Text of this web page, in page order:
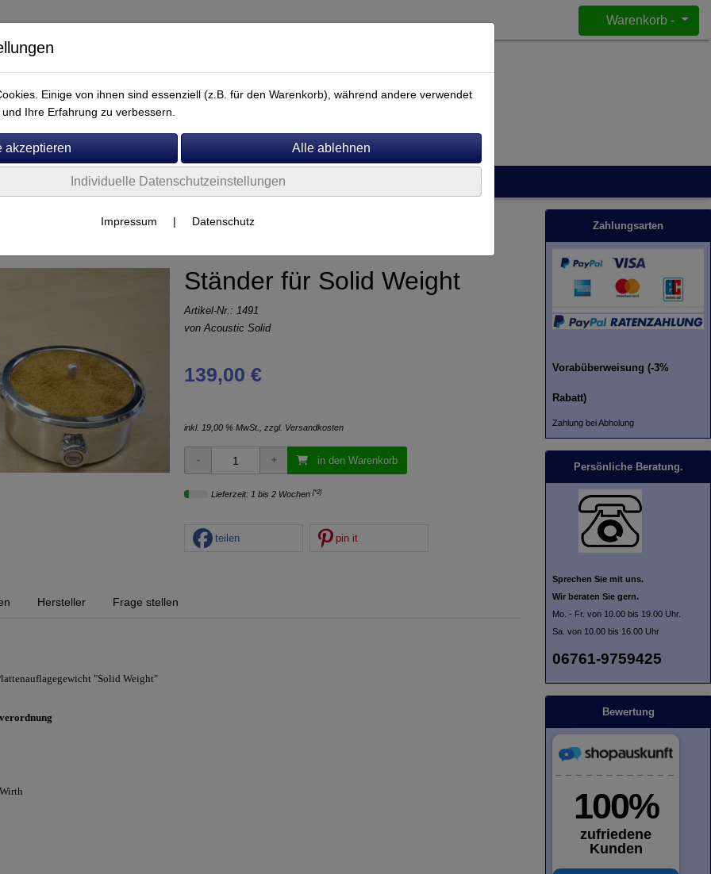
Warenkorb -
Ständer für Solid Weight
Artikel-Nr.: 1491
vonAcoustic Solid
139,00 €
inkl. 19,00 % MwSt., zzgl. Versandkosten
in den Warenkorb
Lieferzeit: 1 bis 2 Wochen [*2]
teilen pin it
Hersteller Frage stellen
"Solid Weight"
Zahlungsarten
Vorabüberweisung (-3%
Rabatt)
Zahlung bei Abholung
Persönliche Beratung.
Sprechen Sie mit uns.
Wir beraten Sie gern.
Mo. - Fr. von 10.00 bis 19.00 Uhr.
Sa. von 10.00 bis 16.00 Uhr
06761-9759425
Bewertung
Einige von ihnen sind essenziell (z.B. für den Warenkorb), während andere verwendet
Ihre Erfahrung zu verbessern.
Individuelle Datenschutzeinstellungen
Impressum | Datenschutz